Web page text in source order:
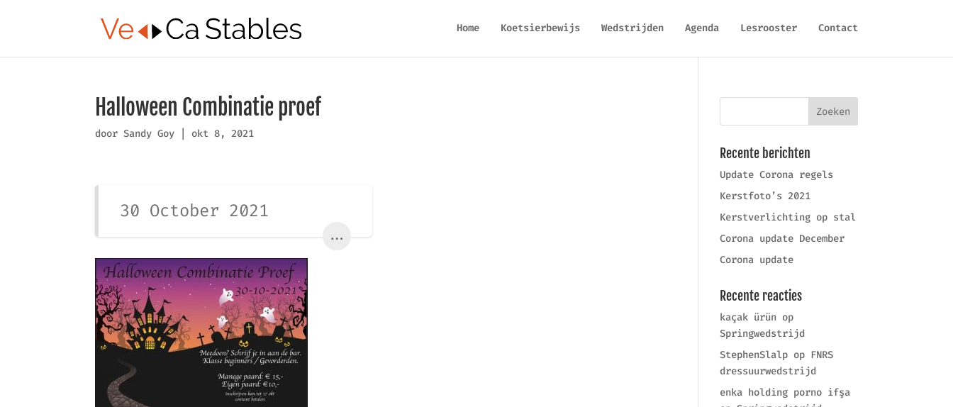
Home Koetsierbewijs Wedstrijden Agenda Lesrooster Contact
Halloween Combinatie proef
doorSandy Goy okt 8, 2021
30 October 2021
...
Recente berichten
Update Corona regels
Kerstfoto’s 2021
Kerstverlichting op stal
Corona update December
Corona update
Recente reacties
kaçak ürün op
Springwedstrijd
StephenSlalp op FNRS
dressuurwedstrijd
enka holding porno ifşa